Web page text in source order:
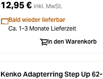
12,95 € inkl. MwSt.
Bald wieder lieferbar
Ca. 1-3 Monate Lieferzeit
In den Warenkorb
Kenko Adapterring Step Up 62-